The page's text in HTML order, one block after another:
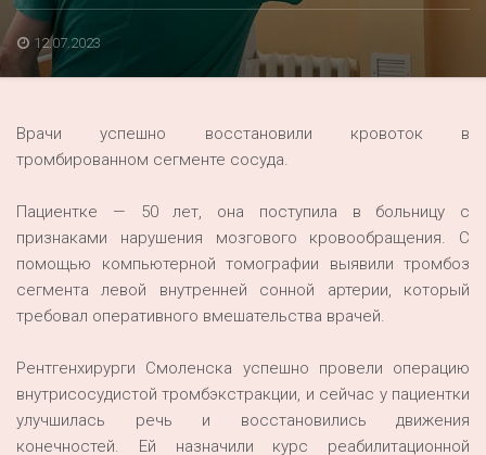
Национальные проекты
Память
Перепись — 2020
12.07.2023
Врачи успешно восстановили кровоток в
тромбированном сегменте сосуда.
Пациентке — 50 лет, она поступила в больницу с
признаками нарушения мозгового кровообращения. С
помощью компьютерной томографии выявили тромбоз
сегмента левой внутренней сонной артерии, который
требовал оперативного вмешательства врачей.
Рентгенхирурги Смоленска успешно провели операцию
внутрисосудистой тромбэкстракции, и сейчас у пациентки
улучшилась речь и восстановились движения
конечностей. Ей назначили курс реабилитационной